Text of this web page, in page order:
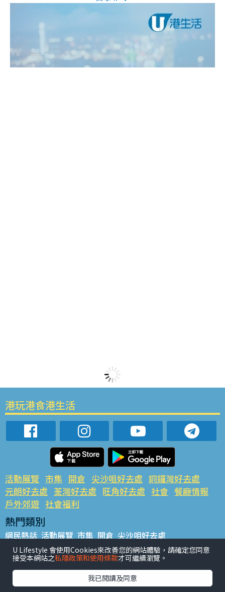
港玩港食港生活
活動展覽 市集 開倉 尖沙咀好去處 銅鑼灣好去處
元朗好去處 荃灣好去處 旺角好去處 社會 餐廳情報
戶外郊遊 社會福利
熱門類別
網民熱話 活動展覽 市集 開倉 尖沙咀好去處
銅鑼灣好去處 元朗好去處 荃灣好去處 旺角好去處 社會
餐廳情報 戶外郊遊
熱門標籤
U Lifestyle 會使用Cookies來改善您的網站體驗，請確定您同意
接受本網站之私隱政策和使用條款才可繼續瀏覽。
我已閱讀及同意